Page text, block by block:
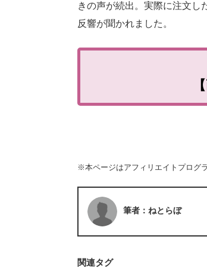
きの声が続出。実際に注文し
反響が聞かれました。
※本ページはアフィリエイトプログ
筆者：ねとらぼ
関連タグ